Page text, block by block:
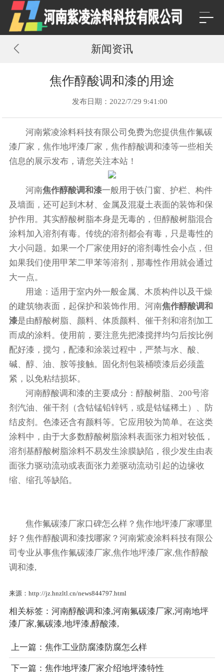
新闻资讯
焦作醇酸调和漆的用途
发布日期：2022/7/29 9:41:00
河南紫凌涂料科技有限公司免费为您提供焦作氟碳
漆厂家 ，焦作地坪漆厂家，焦作醇酸调和漆等一些相关
信息的展示发布，请您关注本站！
河南焦作醇酸调和漆一般用于铁门窗、护栏、构件
及墙面，还可起到木材、金属及混凝土表面的装饰和保
护作用。其实醇酸树脂本身是无毒的，但醇酸树脂混合
涂料加入溶剂有毒。传统的溶剂都会有毒，只是毒性的
大小问题。如果一个厂家使用好的溶剂毒性会小点，但
如果我们使用甲苯二甲苯等溶剂，那毒性作用就会通过
大一点。
用途：适用于室内外一般金属、木质构件以及干燥
的建筑物表面，起保护和装饰作用。河南焦作醇酸调和
漆是由醇酸树脂、颜料、体质颜料、催干剂和溶剂加工
而成的涂料。使用前，要注意先把漆搅拌均匀后按比例
配好漆，搅匀，配漆和涂装过程中，严禁与水、酸、
碱、醇、油、胺等接触。固化剂包装桶喷漆后必须盖
紧，以免粘结损坏。
河南醇酸调和漆的主要成分：醇酸树脂、200号溶
剂汽油、催干剂（含钴锰铅锌钙，或是钴锰稀土）、防
结皮剂。色漆还含有颜料等。它应用较为简单。在这类
涂料中，由于大多数醇酸树脂涂料表面张力相对较低，
溶剂基醇酸树脂涂料不易发生涂膜缺陷，很少发生由表
面张力驱动流动或表面张力差驱动流动引起的边缘收
缩、缩孔等缺陷。
焦作氟碳漆厂家口碑怎么样？焦作地坪漆厂家哪里
好？焦作醇酸调和漆找哪家？河南紫凌涂料科技有限公
司专业从事焦作氟碳漆厂家,焦作地坪漆厂家,焦作醇酸
调和漆,
来源：http://jz.hnzltl.cn/news844797.html
相关标签： 河南醇酸调和漆,河南氟碳漆厂家,河南地坪
漆厂家,氟碳漆,地坪漆,醇酸漆,
上一篇： 焦作工业防腐漆防腐怎么样
下一篇： 焦作地坪漆厂家介绍地坪漆特性